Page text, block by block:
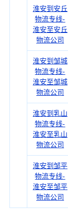
淮安到安丘
物流专线-
淮安至安丘
物流公司
淮安到邹城
物流专线-
淮安至邹城
物流公司
淮安到乳山
物流专线-
淮安至乳山
物流公司
淮安到邹平
物流专线-
淮安至邹平
物流公司